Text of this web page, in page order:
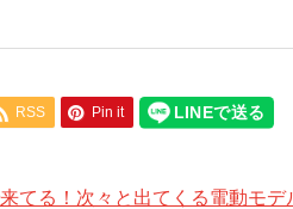
RSS Pin it
てる！次々と出てくる電動モデ